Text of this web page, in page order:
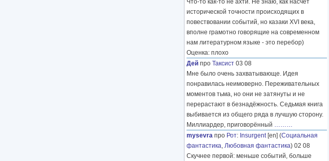
Что-то как-то не ахти. Не знаю, как насчет
исторической точности происходящих в
повествовании событий, но казаки XVI века,
вполне грамотно говорящие на современном
нам литературном языке - это перебор)
Оценка: плохо
Дей про Таксист 03 08
Мне было очень захватывающе. Идея
понравилась неимоверно. Переживательных
моментов тьма, но они не затянуты и не
перерастают в безнадёжность. Седьмая книга
выбивается из общего ряда в лучшую сторону.
Миллиардер, приговорённый ………
mysevra про Рот: Insurgent[en] (Социальная
фантастика, Любовная фантастика) 02 08
Скучнее первой: меньше событий, больше